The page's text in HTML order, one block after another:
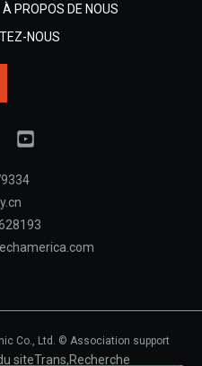
À PROPOS DE NOUS
NOUS
Co., Ltd. © Association support
siteTrans,Recherche